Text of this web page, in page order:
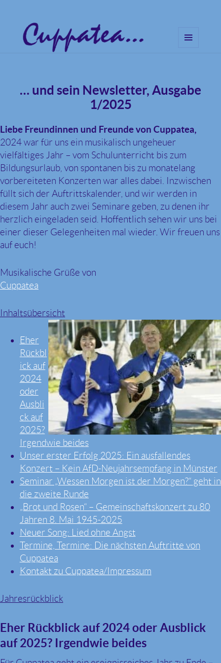
… und sein Newsletter, Ausgabe
1/2025
Liebe Freundinnen und Freunde von Cuppatea,
2024 war für uns ein musikalisch ungeheuer
vielfältiges Jahr – vom Schulunterricht bis zum
Bildungsurlaub, von spontanen bis zu monatelang
vorbereiteten Konzerten war alles dabei. Inzwischen
füllt sich der Auftrittskalender, und wir werden in
diesem Jahr auch zwei Seminare geben, zu denen ihr
herzlich eingeladen seid. Hoffentlich sehen wir uns bei
einer dieser Gelegenheiten mal wieder. Wir freuen uns
auf euch!
Musikalische Grüße von
Cuppatea
Inhaltsübersicht
Eher
Rückbl
ick auf
2024
oder
Ausbli
ck auf
2025?
Irgendwie beides
Unser erster Erfolg 2025: Ein ausfallendes
Konzert – Kein AfD-Neujahrsempfang in Münster
Seminar „Wessen Morgen ist der Morgen?“ geht in
die zweite Runde
„Brot und Rosen“ – Gemeinschaftskonzert zu 80
Jahren 8. Mai 1945-2025
Neuer Song: Lied ohne Angst
Termine, Termine: Die nächsten Auftritte von
Cuppatea
Kontakt zu Cuppatea/Impressum
Jahresrückblick
Eher Rückblick auf 2024 oder Ausblick
auf 2025? Irgendwie beides